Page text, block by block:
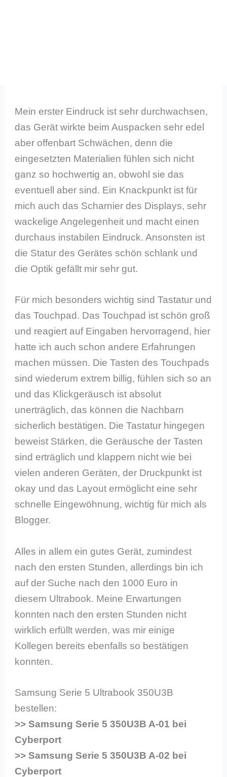
Mein erster Eindruck ist sehr durchwachsen,
das Gerät wirkte beim Auspacken sehr edel
aber offenbart Schwächen, denn die
eingesetzten Materialien fühlen sich nicht
ganz so hochwertig an, obwohl sie das
eventuell aber sind. Ein Knackpunkt ist für
mich auch das Scharnier des Displays, sehr
wackelige Angelegenheit und macht einen
durchaus instabilen Eindruck. Ansonsten ist
die Statur des Gerätes schön schlank und
die Optik gefällt mir sehr gut.
Für mich besonders wichtig sind Tastatur und
das Touchpad. Das Touchpad ist schön groß
und reagiert auf Eingaben hervorragend, hier
hatte ich auch schon andere Erfahrungen
machen müssen. Die Tasten des Touchpads
sind wiederum extrem billig, fühlen sich so an
und das Klickgeräusch ist absolut
unerträglich, das können die Nachbarn
sicherlich bestätigen. Die Tastatur hingegen
beweist Stärken, die Geräusche der Tasten
sind erträglich und klappern nicht wie bei
vielen anderen Geräten, der Druckpunkt ist
okay und das Layout ermöglicht eine sehr
schnelle Eingewöhnung, wichtig für mich als
Blogger.
Alles in allem ein gutes Gerät, zumindest
nach den ersten Stunden, allerdings bin ich
auf der Suche nach den 1000 Euro in
diesem Ultrabook. Meine Erwartungen
konnten nach den ersten Stunden nicht
wirklich erfüllt werden, was mir einige
Kollegen bereits ebenfalls so bestätigen
konnten.
Samsung Serie 5 Ultrabook 350U3B
bestellen:
>> Samsung Serie 5 350U3B A-01 bei
Cyberport
>> Samsung Serie 5 350U3B A-02 bei
Cyberport